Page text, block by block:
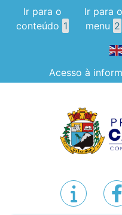
Ir para o
conteúdo 1
Ir para o
menu 2
Acesso à